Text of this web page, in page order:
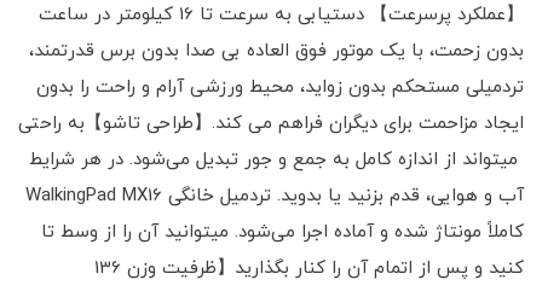
【عملکرد پرسرعت】 دستیابی به سرعت تا 16 کیلومتر در ساعت
بدون زحمت، با یک موتور فوق العاده بی صدا بدون برس قدرتمند،
تردمیلی مستحکم بدون زواید، محیط ورزشی آرام و راحت را بدون
ایجاد مزاحمت برای دیگران فراهم می کند.【طراحی تاشو】به راحتی
میتواند از اندازه کامل به جمع و جور تبدیل می‌شود. در هر شرایط
آب و هوایی، قدم بزنید یا بدوید. تردمیل خانگی WalkingPad MX16
کاملاً مونتاژ شده و آماده اجرا می‌شود. میتوانید آن را از وسط تا
کنید و پس از اتمام آن را کنار بگذارید【ظرفیت وزن 136